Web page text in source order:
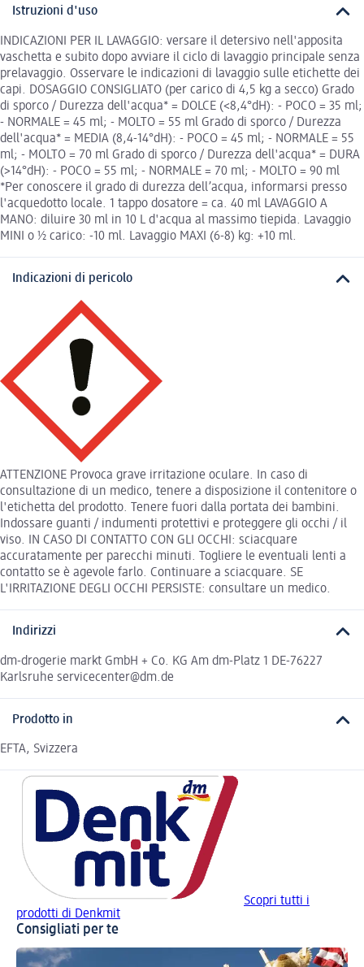
Istruzioni d'uso
INDICAZIONI PER IL LAVAGGIO: versare il detersivo nell'apposita
vaschetta e subito dopo avviare il ciclo di lavaggio principale senza
prelavaggio. Osservare le indicazioni di lavaggio sulle etichette dei
capi. DOSAGGIO CONSIGLIATO (per carico di 4,5 kg a secco) Grado
di sporco / Durezza dell'acqua* = DOLCE (<8,4°dH): - POCO = 35 ml;
- NORMALE = 45 ml; - MOLTO = 55 ml Grado di sporco / Durezza
dell'acqua* = MEDIA (8,4-14°dH): - POCO = 45 ml; - NORMALE = 55
ml; - MOLTO = 70 ml Grado di sporco / Durezza dell'acqua* = DURA
(>14°dH): - POCO = 55 ml; - NORMALE = 70 ml; - MOLTO = 90 ml
*Per conoscere il grado di durezza dell’acqua, informarsi presso
l'acquedotto locale. 1 tappo dosatore = ca. 40 ml LAVAGGIO A
MANO: diluire 30 ml in 10 L d'acqua al massimo tiepida. Lavaggio
MINI o ½ carico: -10 ml. Lavaggio MAXI (6-8) kg: +10 ml.
Indicazioni di pericolo
ATTENZIONE Provoca grave irritazione oculare. In caso di
consultazione di un medico, tenere a disposizione il contenitore o
l'etichetta del prodotto. Tenere fuori dalla portata dei bambini.
Indossare guanti / indumenti protettivi e proteggere gli occhi / il
viso. IN CASO DI CONTATTO CON GLI OCCHI: sciacquare
accuratamente per parecchi minuti. Togliere le eventuali lenti a
contatto se è agevole farlo. Continuare a sciacquare. SE
L'IRRITAZIONE DEGLI OCCHI PERSISTE: consultare un medico.
Indirizzi
dm-drogerie markt GmbH + Co. KG Am dm-Platz 1 DE-76227
Karlsruhe servicecenter@dm.de
Prodotto in
EFTA, Svizzera
Scopri tutti i
prodotti di Denkmit
Consigliati per te